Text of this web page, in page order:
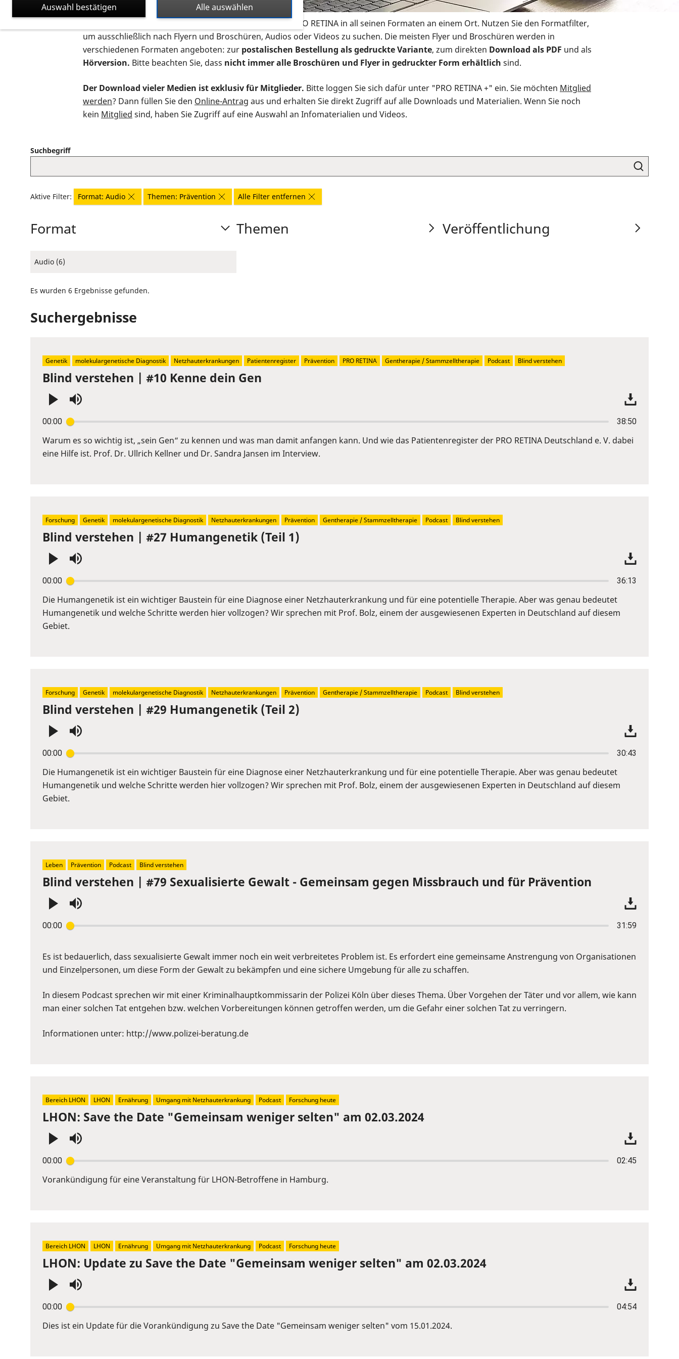
Auf dieser Seite finden Sie sämtliches Infomaterial der PRO RETINA in all seinen Formaten an einem Ort. Nutzen Sie den Formatfilter,
um ausschließlich nach Flyern und Broschüren, Audios oder Videos zu suchen. Die meisten Flyer und Broschüren werden in
verschiedenen Formaten angeboten: zur postalischen Bestellung als gedruckte Variante, zum direkten Download als PDF und als
Hörversion. Bitte beachten Sie, dass nicht immer alle Broschüren und Flyer in gedruckter Form erhältlich sind.
Der Download vieler Medien ist exklusiv für Mitglieder. Bitte loggen Sie sich dafür unter "PRO RETINA +" ein. Sie möchten Mitglied
werden? Dann füllen Sie den Online-Antrag aus und erhalten Sie direkt Zugriff auf alle Downloads und Materialien. Wenn Sie noch
kein Mitglied sind, haben Sie Zugriff auf eine Auswahl an Infomaterialien und Videos.
Suchbegriff
Aktive Filter: Format: Audio Themen: Prävention Alle Filter entfernen
Format
Audio (6)
Themen Veröffentlichung
Es wurden 6 Ergebnisse gefunden.
Suchergebnisse
Blind verstehen | #10 Kenne dein Gen
00:00 38:50
Enter
or
Space
Warum es so wichtig ist, „sein Gen“ zu kennen und was man damit anfangen kann. Und wie das Patientenregister der PRO RETINA Deutschland e. V. dabei
eine Hilfe ist. Prof. Dr. Ullrich Kellner und Dr. Sandra Jansen im Interview.
Genetik molekulargenetische Diagnostik Netzhauterkrankungen Patientenregister Prävention PRO RETINA Gentherapie / Stammzelltherapie Podcast Blind verstehen
Blind verstehen | #27 Humangenetik (Teil 1)
00:00 36:13
Enter
or
Space
Die Humangenetik ist ein wichtiger Baustein für eine Diagnose einer Netzhauterkrankung und für eine potentielle Therapie. Aber was genau bedeutet
Humangenetik und welche Schritte werden hier vollzogen? Wir sprechen mit Prof. Bolz, einem der ausgewiesenen Experten in Deutschland auf diesem
Gebiet.
Forschung Genetik molekulargenetische Diagnostik Netzhauterkrankungen Prävention Gentherapie / Stammzelltherapie Podcast Blind verstehen
Blind verstehen | #29 Humangenetik (Teil 2)
00:00 30:43
Enter
or
Space
Die Humangenetik ist ein wichtiger Baustein für eine Diagnose einer Netzhauterkrankung und für eine potentielle Therapie. Aber was genau bedeutet
Humangenetik und welche Schritte werden hier vollzogen? Wir sprechen mit Prof. Bolz, einem der ausgewiesenen Experten in Deutschland auf diesem
Gebiet.
Forschung Genetik molekulargenetische Diagnostik Netzhauterkrankungen Prävention Gentherapie / Stammzelltherapie Podcast Blind verstehen
Blind verstehen | #79 Sexualisierte Gewalt - Gemeinsam gegen Missbrauch und für Prävention
00:00 31:59
Enter
Space
to
volume
slider.
Es ist bedauerlich, dass sexualisierte Gewalt immer noch ein weit verbreitetes Problem ist. Es erfordert eine gemeinsame Anstrengung von Organisationen
und Einzelpersonen, um diese Form der Gewalt zu bekämpfen und eine sichere Umgebung für alle zu schaffen.
In diesem Podcast sprechen wir mit einer Kriminalhauptkommissarin der Polizei Köln über dieses Thema. Über Vorgehen der Täter und vor allem, wie kann
man einer solchen Tat entgehen bzw. welchen Vorbereitungen können getroffen werden, um die Gefahr einer solchen Tat zu verringern.
Informationen unter: ⁠http://www.polizei-beratung.de
Leben Prävention Podcast Blind verstehen
LHON: Save the Date "Gemeinsam weniger selten" am 02.03.2024
00:00 02:45
Enter
or
slider.
Vorankündigung für eine Veranstaltung für LHON-Betroffene in Hamburg.
Bereich LHON LHON Ernährung Umgang mit Netzhauterkrankung Podcast Forschung heute
LHON: Update zu Save the Date "Gemeinsam weniger selten" am 02.03.2024
00:00 04:54
Enter
or
Dies ist ein Update für die Vorankündigung zu Save the Date "Gemeinsam weniger selten" vom 15.01.2024.
Bereich LHON LHON Ernährung Umgang mit Netzhauterkrankung Podcast Forschung heute
Alle auswählen
Auswahl bestätigen